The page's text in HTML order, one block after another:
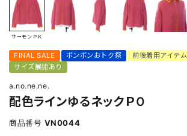
サーモンＰＫ
FINAL SALE ボンボンおトク祭 前後着用アイテム
サイズ展開あり
a.no.ne.ne.
配色ラインゆるネックＰＯ
商品番号 VN0044